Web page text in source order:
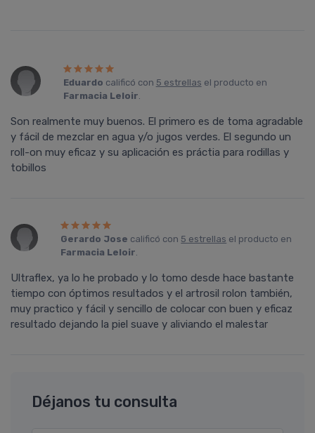
Eduardo calificó con 5 estrellas el producto en
Farmacia Leloir.
Son realmente muy buenos. El primero es de toma agradable
y fácil de mezclar en agua y/o jugos verdes. El segundo un
roll-on muy eficaz y su aplicación es práctia para rodillas y
tobillos
Gerardo Jose calificó con 5 estrellas el producto en
Farmacia Leloir.
Ultraflex, ya lo he probado y lo tomo desde hace bastante
tiempo con óptimos resultados y el artrosil rolon también,
muy practico y fácil y sencillo de colocar con buen y eficaz
resultado dejando la piel suave y aliviando el malestar
Déjanos tu consulta